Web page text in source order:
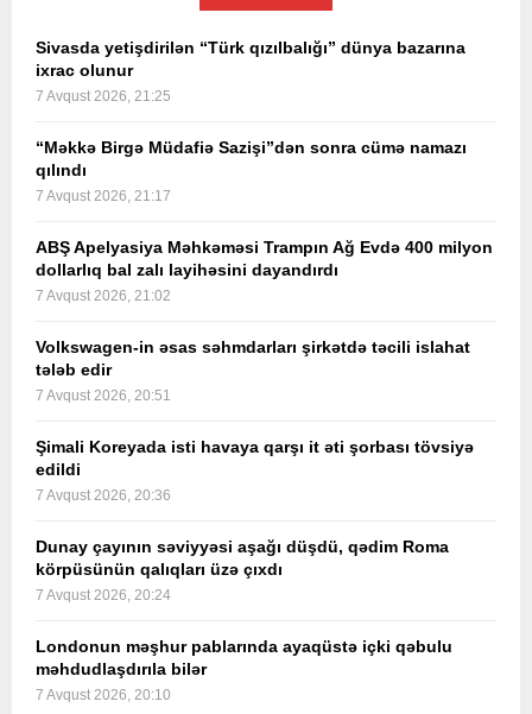
Sivasda yetişdirilən “Türk qızılbalığı” dünya bazarına
ixrac olunur
7 Avqust 2026, 21:25
“Məkkə Birgə Müdafiə Sazişi”dən sonra cümə namazı
qılındı
7 Avqust 2026, 21:17
ABŞ Apelyasiya Məhkəməsi Trampın Ağ Evdə 400 milyon
dollarlıq bal zalı layihəsini dayandırdı
7 Avqust 2026, 21:02
Volkswagen-in əsas səhmdarları şirkətdə təcili islahat
tələb edir
7 Avqust 2026, 20:51
Şimali Koreyada isti havaya qarşı it əti şorbası tövsiyə
edildi
7 Avqust 2026, 20:36
Dunay çayının səviyyəsi aşağı düşdü, qədim Roma
körpüsünün qalıqları üzə çıxdı
7 Avqust 2026, 20:24
Londonun məşhur pablarında ayaqüstə içki qəbulu
məhdudlaşdırıla bilər
7 Avqust 2026, 20:10